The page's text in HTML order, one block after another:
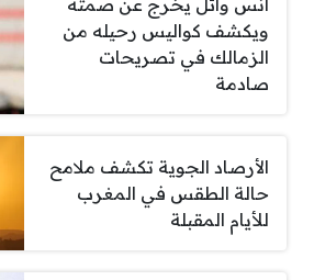
ويكشف كواليس رحيله من
الزمالك في تصريحات
صادمة
الأرصاد الجوية تكشف ملامح
حالة الطقس في المغرب
للأيام المقبلة